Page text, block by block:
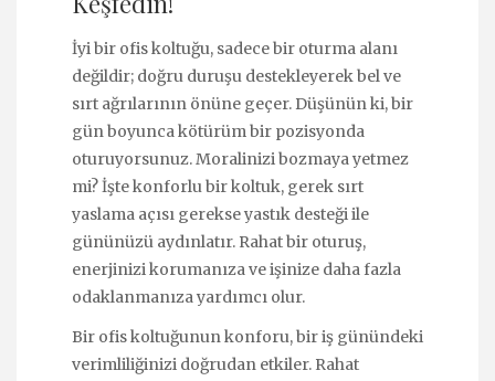
İyi bir ofis koltuğu, sadece bir oturma alanı
değildir; doğru duruşu destekleyerek bel ve
sırt ağrılarının önüne geçer. Düşünün ki, bir
gün boyunca kötürüm bir pozisyonda
oturuyorsunuz. Moralinizi bozmaya yetmez
mi? İşte konforlu bir koltuk, gerek sırt
yaslama açısı gerekse yastık desteği ile
gününüzü aydınlatır. Rahat bir oturuş,
enerjinizi korumanıza ve işinize daha fazla
odaklanmanıza yardımcı olur.
Bir ofis koltuğunun konforu, bir iş günündeki
verimliliğinizi doğrudan etkiler. Rahat